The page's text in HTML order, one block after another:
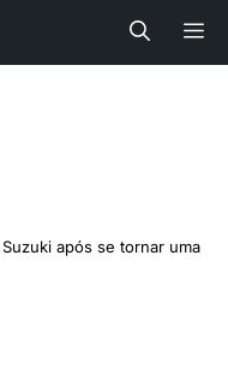
após se tornar uma